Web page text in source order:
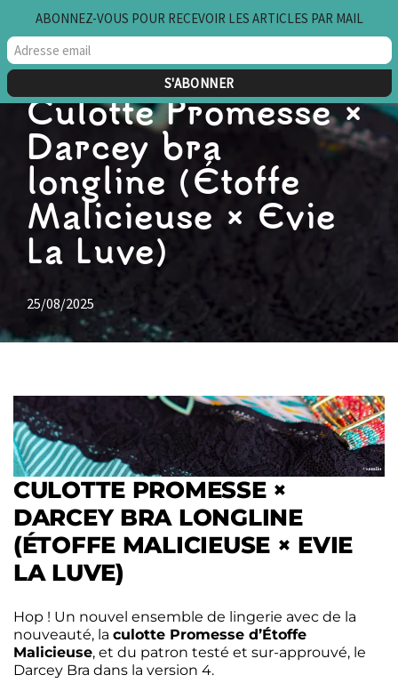
Aller
au
Culotte Promesse ×
Darcey bra
longline (Étoffe
Malicieuse × Evie
La Luve)
25/08/2025
CULOTTE PROMESSE ×
DARCEY BRA LONGLINE
(ÉTOFFE MALICIEUSE × EVIE
LA LUVE)
Hop ! Un nouvel ensemble de lingerie avec de la
nouveauté, la culotte Promesse d’Étoffe
Malicieuse, et du patron testé et sur-approuvé, le
Darcey Bra dans la version 4.
ABONNEZ-VOUS POUR RECEVOIR LES ARTICLES PAR MAIL